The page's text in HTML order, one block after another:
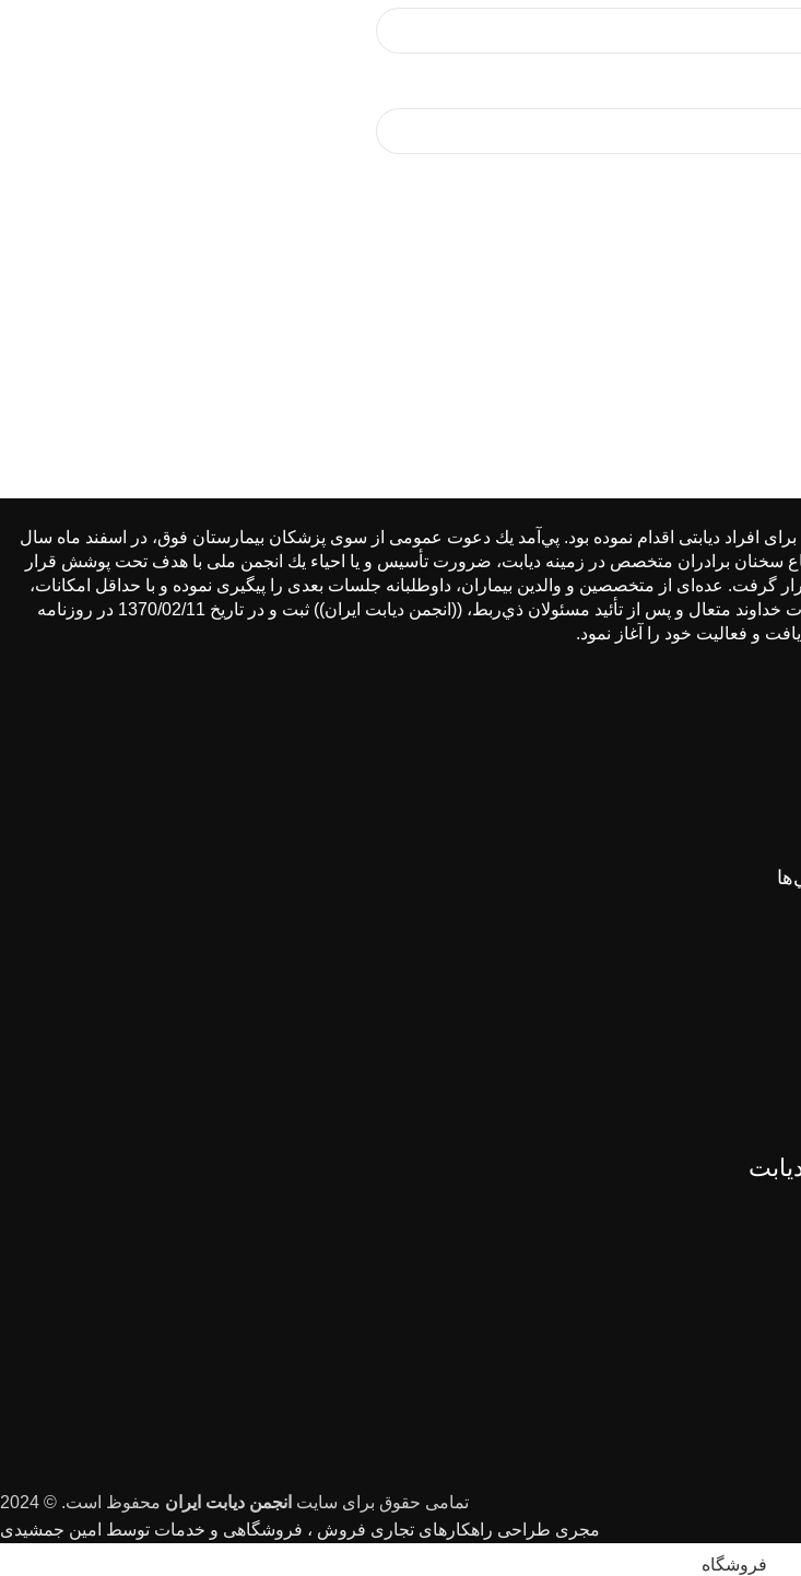
افراد دیابتی اقدام نموده بود. پي‌آمد یك دعوت عمومی از سوی پزشكان بیمارستان فوق، در اسفند ماه سال
سخنان برادران متخصص در زمینه دیابت، ضرورت تأسیس و یا احیاء یك انجمن ملی با هدف تحت پوشش قرار
گرفت. عده‌ای از متخصصین و والدین بیماران، داوطلبانه جلسات بعدی را پیگیری نموده و با حداقل امكانات،
تمامی مراحل قانونی را مرحله به مرحله سپری كردند و با توجهات خداوند متعال و پس از تأئید مسئولان ذي‌ربط، ((انجمن دیابت ایران)) ثبت و در تاریخ 1370/02/11 در روزنامه
و فعالیت خود را آغاز نمود.
تمامی حقوق برای سایت انجمن دیابت ایران محفوظ است. © 2024
مجری طراحی راهکارهای تجاری فروش ، فروشگاهی و خدمات توسط امین جمشیدی
فروشگاه